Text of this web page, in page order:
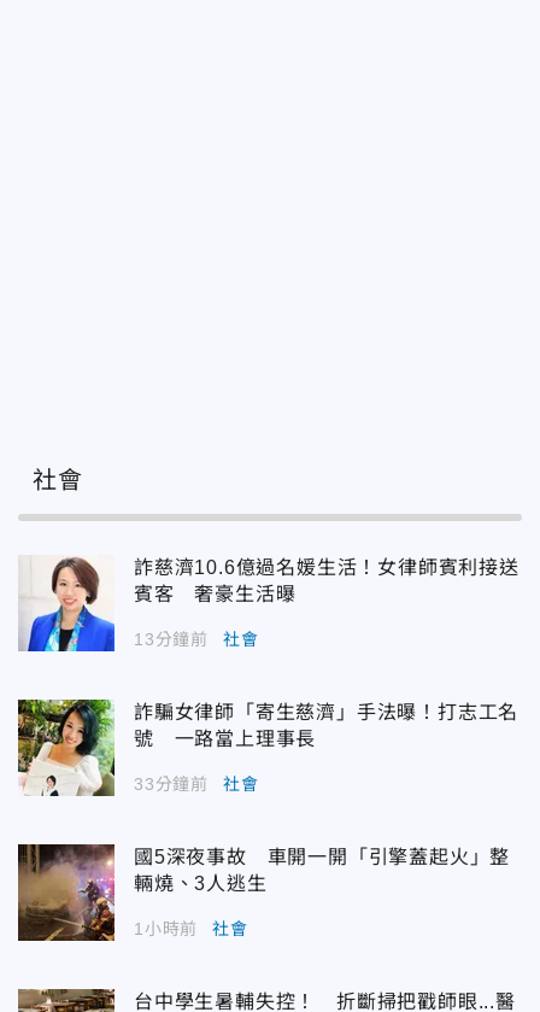
社會
詐慈濟10.6億過名媛生活！女律師賓利接送
賓客 奢豪生活曝
13分鐘前 社會
詐騙女律師「寄生慈濟」手法曝！打志工名
號 一路當上理事長
33分鐘前 社會
國5深夜事故 車開一開「引擎蓋起火」整
輛燒、3人逃生
1小時前 社會
台中學生暑輔失控！ 折斷掃把戳師眼...醫